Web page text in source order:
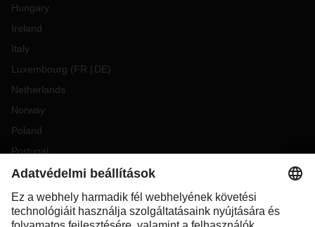
Hungary
Ireland
Italy
Luxembourg (FR DE)
Netherlands
Norway
Poland
Portugal
Romania
Slovakia
Spain